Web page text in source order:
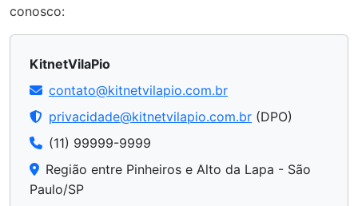
conosco:
KitnetVilaPio
contato@kitnetvilapio.com.br
privacidade@kitnetvilapio.com.br (DPO)
(11) 99999-9999
Região entre Pinheiros e Alto da Lapa - São
Paulo/SP